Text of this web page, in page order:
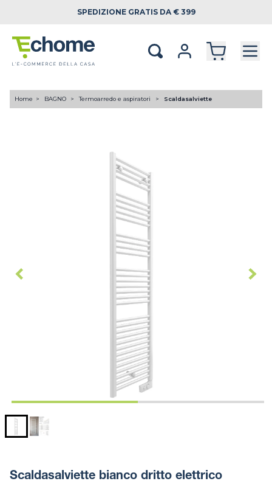
SPEDIZIONE GRATIS DA € 399
Home BAGNO Termoarredo e aspiratori Scaldasalviette
Scaldasalviette bianco dritto elettrico